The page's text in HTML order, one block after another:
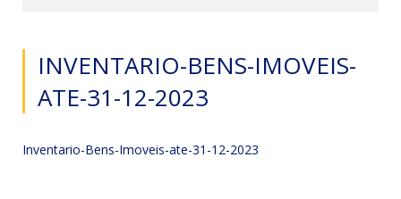
INVENTARIO-BENS-IMOVEIS-
ATE-31-12-2023
Inventario-Bens-Imoveis-ate-31-12-2023